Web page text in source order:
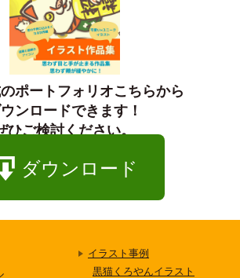
ポートフォリオこちらから
ンロードできます！
ひご検討ください。
ダウンロード
イラスト事例
黒猫くろやんイラスト